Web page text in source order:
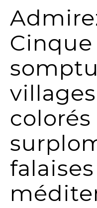
Cinque
falaises